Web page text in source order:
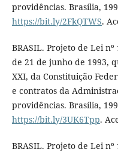
providências. Brasília,
https://bit.ly/2FkQTWS.
BRASIL. Projeto de Lei
de 21 de junho de 1993,
XXI, da Constituição
e contratos da
providências. Brasília,
https://bit.ly/3UK6Tpp.
BRASIL. Projeto de Lei